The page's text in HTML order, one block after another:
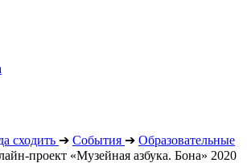
сходить ➔ События ➔ Образовательные
проект «Музейная азбука. Бона» 2020